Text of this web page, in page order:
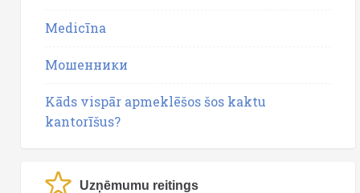
Medicīna
Мошенники
Kāds vispār apmeklēšos šos kaktu
kantorīšus?
Uzņēmumu reitings